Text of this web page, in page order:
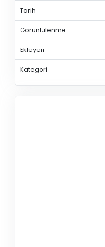
Tarih
Görüntülenme
Ekleyen
Kategori